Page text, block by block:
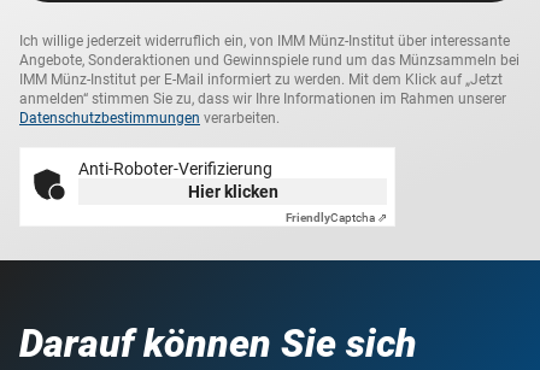
Maße 22 mm
Gewicht
Lieferzeit
Ich willige jederzeit widerruflich ein, von IMM Münz-Institut über interessante
Angebote, Sonderaktionen und Gewinnspiele rund um das Münzsammeln bei
IMM Münz-Institut per E-Mail informiert zu werden. Mit dem Klick auf „Jetzt
anmelden“ stimmen Sie zu, dass wir Ihre Informationen im Rahmen unserer
Datenschutzbestimmungen verarbeiten.
Anti-Roboter-Verifizierung
Hier klicken
FriendlyCaptcha ⇗
Darauf können Sie sich